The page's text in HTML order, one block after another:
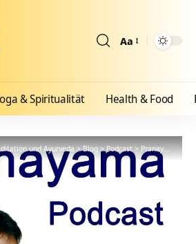
Aa
& Spiritualität Health & Food
und Ayurveda>Blog>Podcast>Pranayama >